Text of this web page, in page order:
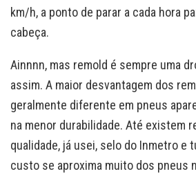
km/h, a ponto de parar a cada hora
cabeça.
Ainnnn, mas remold é sempre uma
assim. A maior desvantagem dos
geralmente diferente em pneus
na menor durabilidade. Até existem
qualidade, já usei, selo do Inmetro e
custo se aproxima muito dos pneus